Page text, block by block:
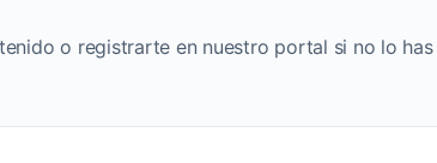
o registrarte en nuestro portal si no lo has